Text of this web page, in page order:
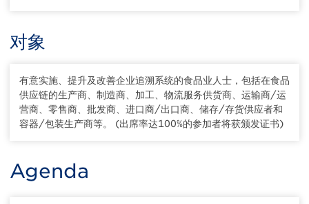
对象
有意实施、提升及改善企业追溯系统的食品业人士，包括在食品
供应链的生产商、制造商、加工、物流服务供货商、运输商/运
营商、零售商、批发商、进口商/出口商、储存/存货供应者和
容器/包装生产商等。 (出席率达100%的参加者将获颁发证书)
Agenda